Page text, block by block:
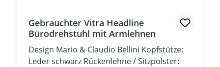
Gebrauchter Vitra Headline
Bürodrehstuhl mit Armlehnen
Design Mario & Claudio Bellini Kopfstütze:
Leder schwarz Rückenlehne / Sitzpolster: